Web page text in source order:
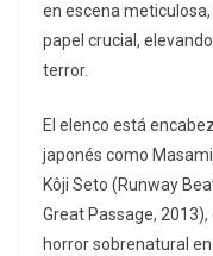
en escena
papel crucial,
terror.
El elenco está
japonés como
Kôji Seto (Runway
Great Passage,
horror sobrenatural